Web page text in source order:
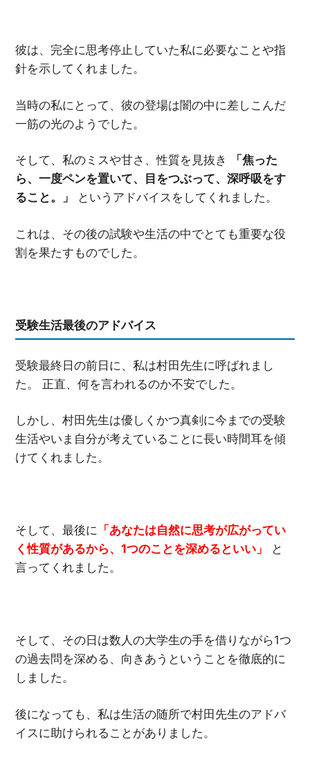
彼は、完全に思考停止していた私に必要なことや指
針を示してくれました。
当時の私にとって、彼の登場は闇の中に差しこんだ
一筋の光のようでした。
そして、私のミスや甘さ、性質を見抜き
「焦った
ら、一度ペンを置いて、目をつぶって、深呼吸をす
ること。」
というアドバイスをしてくれました。
これは、その後の試験や生活の中でとても重要な役
割を果たすものでした。
受験生活最後のアドバイス
受験最終日の前日に、私は村田先生に呼ばれまし
た。 正直、何を言われるのか不安でした。
しかし、村田先生は優しくかつ真剣に今までの受験
生活やいま自分が考えていることに長い時間耳を傾
けてくれました。
そして、最後に 「あなたは自然に思考が広がってい
く性質があるから、1つのことを深めるといい」
と
言ってくれました。
そして、その日は数人の大学生の手を借りながら1つ
の過去問を深める、向きあうということを徹底的に
しました。
後になっても、私は生活の随所で村田先生のアドバ
イスに助けられることがありました。